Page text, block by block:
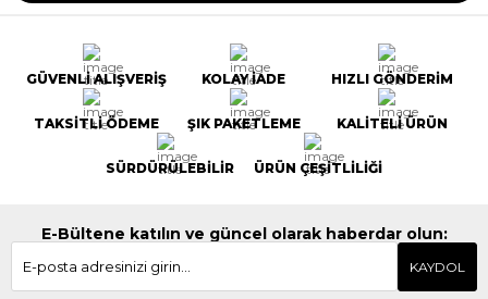
GÜVENLİ ALIŞVERİŞ KOLAY İADE HIZLI GÖNDERİM
TAKSİTLİ ÖDEME ŞIK PAKETLEME KALİTELİ ÜRÜN
SÜRDÜRÜLEBİLİR ÜRÜN ÇEŞİTLİLİĞİ
E-Bültene katılın ve güncel olarak haberdar olun:
KAYDOL